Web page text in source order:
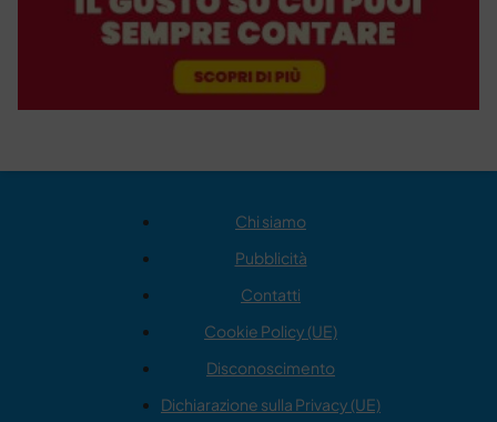
Chi siamo
Pubblicità
Contatti
Cookie Policy (UE)
Disconoscimento
Dichiarazione sulla Privacy (UE)